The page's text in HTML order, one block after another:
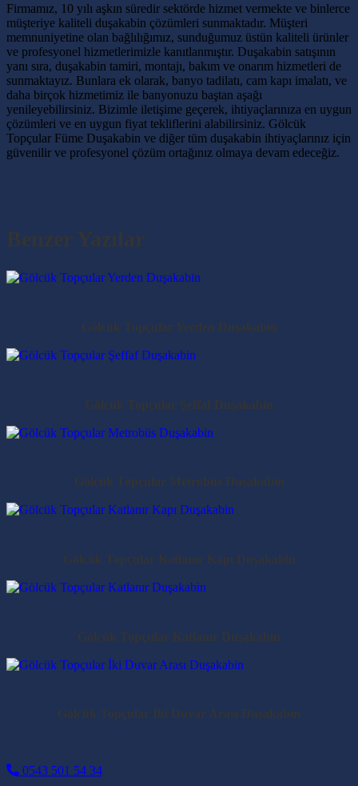
Firmamız, 10 yılı aşkın süredir sektörde hizmet vermekte ve binlerce
müşteriye kaliteli duşakabin çözümleri sunmaktadır. Müşteri
memnuniyetine olan bağlılığımız, sunduğumuz üstün kaliteli ürünler
ve profesyonel hizmetlerimizle kanıtlanmıştır. Duşakabin satışının
yanı sıra, duşakabin tamiri, montajı, bakım ve onarım hizmetleri de
sunmaktayız. Bunlara ek olarak, banyo tadilatı, cam kapı imalatı, ve
daha birçok hizmetimiz ile banyonuzu baştan aşağı
yenileyebilirsiniz. Bizimle iletişime geçerek, ihtiyaçlarınıza en uygun
çözümleri ve en uygun fiyat tekliflerini alabilirsiniz. Gölcük
Topçular Füme Duşakabin ve diğer tüm duşakabin ihtiyaçlarınız için
güvenilir ve profesyonel çözüm ortağınız olmaya devam edeceğiz.
Benzer Yazılar
Gölcük Topçular Yerden Duşakabin
Gölcük Topçular Şeffaf Duşakabin
Gölcük Topçular Metrobüs Duşakabin
Gölcük Topçular Katlanır Kapı Duşakabin
Gölcük Topçular Katlanır Duşakabin
Gölcük Topçular İki Duvar Arası Duşakabin
0543 501 54 34